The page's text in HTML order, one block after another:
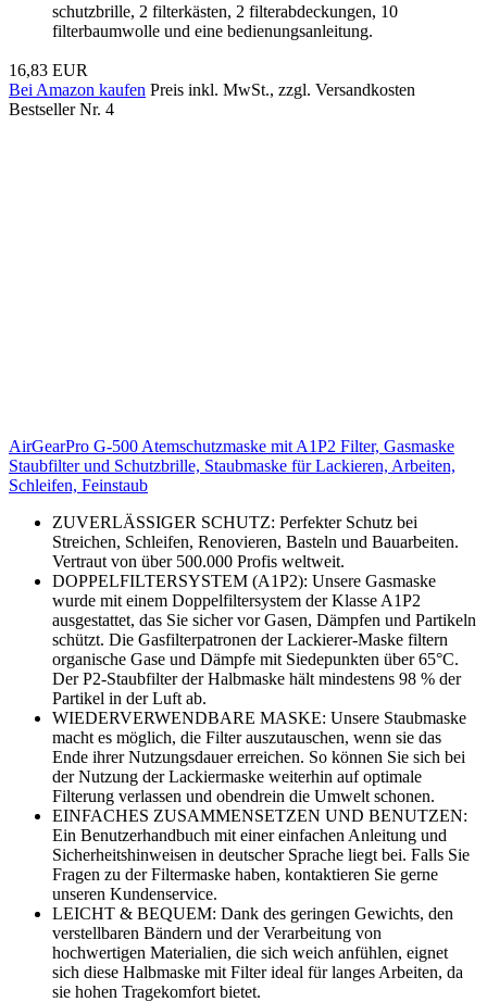
schutzbrille, 2 filterkästen, 2 filterabdeckungen, 10
filterbaumwolle und eine bedienungsanleitung.
16,83 EUR
Bei Amazon kaufen Preis inkl. MwSt., zzgl. Versandkosten
Bestseller Nr. 4
AirGearPro G-500 Atemschutzmaske mit A1P2 Filter, Gasmaske
Staubfilter und Schutzbrille, Staubmaske für Lackieren, Arbeiten,
Schleifen, Feinstaub
ZUVERLÄSSIGER SCHUTZ: Perfekter Schutz bei
Streichen, Schleifen, Renovieren, Basteln und Bauarbeiten.
Vertraut von über 500.000 Profis weltweit.
DOPPELFILTERSYSTEM (A1P2): Unsere Gasmaske
wurde mit einem Doppelfiltersystem der Klasse A1P2
ausgestattet, das Sie sicher vor Gasen, Dämpfen und Partikeln
schützt. Die Gasfilterpatronen der Lackierer-Maske filtern
organische Gase und Dämpfe mit Siedepunkten über 65°C.
Der P2-Staubfilter der Halbmaske hält mindestens 98 % der
Partikel in der Luft ab.
WIEDERVERWENDBARE MASKE: Unsere Staubmaske
macht es möglich, die Filter auszutauschen, wenn sie das
Ende ihrer Nutzungsdauer erreichen. So können Sie sich bei
der Nutzung der Lackiermaske weiterhin auf optimale
Filterung verlassen und obendrein die Umwelt schonen.
EINFACHES ZUSAMMENSETZEN UND BENUTZEN:
Ein Benutzerhandbuch mit einer einfachen Anleitung und
Sicherheitshinweisen in deutscher Sprache liegt bei. Falls Sie
Fragen zu der Filtermaske haben, kontaktieren Sie gerne
unseren Kundenservice.
LEICHT & BEQUEM: Dank des geringen Gewichts, den
verstellbaren Bändern und der Verarbeitung von
hochwertigen Materialien, die sich weich anfühlen, eignet
sich diese Halbmaske mit Filter ideal für langes Arbeiten, da
sie hohen Tragekomfort bietet.